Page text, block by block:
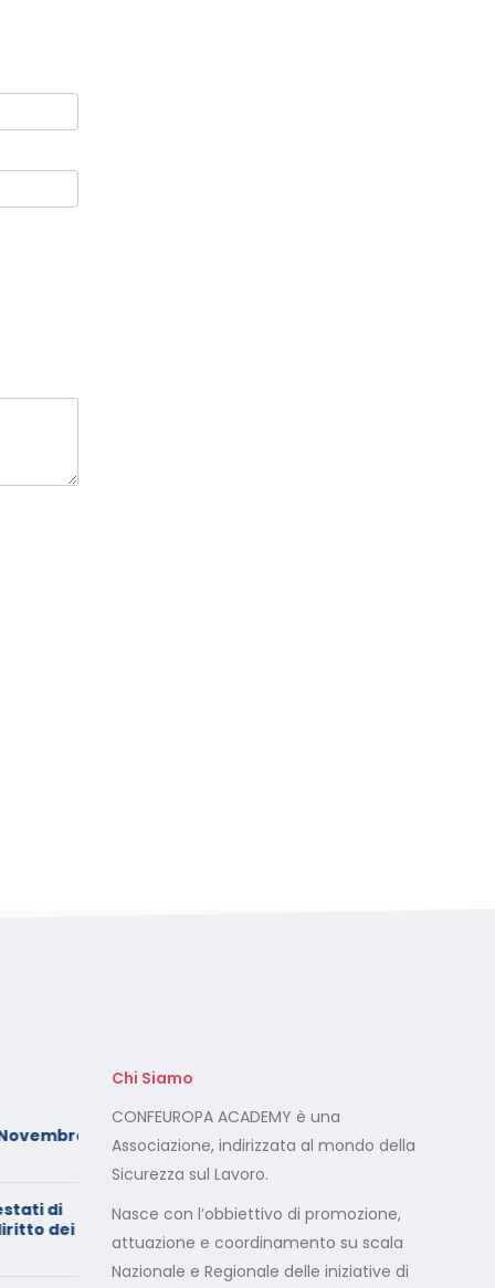
di
dei
Foto dei minori sui social:
serve il consenso di
entrambi i genitori
Calendario Corsi
Videoconferenza Maggio –
Giugno 2026
Chi Siamo
CONFEUROPA ACADEMY è una
Associazione, indirizzata al mondo della
Sicurezza sul Lavoro.
Nasce con l’obbiettivo di promozione,
attuazione e coordinamento su scala
Nazionale e Regionale delle iniziative di